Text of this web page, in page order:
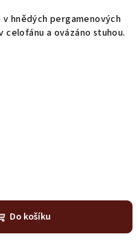
hnědých pergamenových
a ovázáno stuhou.
Do košíku